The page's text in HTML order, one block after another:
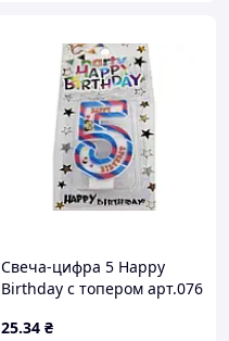
Свеча-цифра 5 Happy
Birthday с топером арт.076
25.34 ₴